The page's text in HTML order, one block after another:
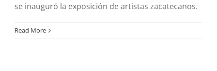
se inauguró la exposición de artistas zacatecanos.
Read More